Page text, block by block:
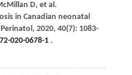
D, et al.
in Canadian neonatal
Perinatol, 2020, 40(7): 1083-
020-0678-1.